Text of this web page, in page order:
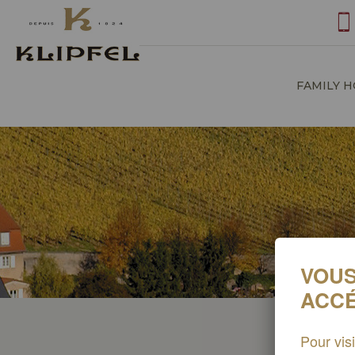
FAMILY
Cookie management
Pour